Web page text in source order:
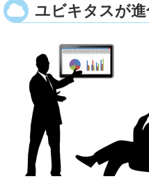
ユビキタスが